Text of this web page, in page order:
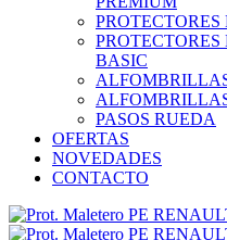
BASIC
PASOS RUEDA
OFERTAS
NOVEDADES
CONTACTO